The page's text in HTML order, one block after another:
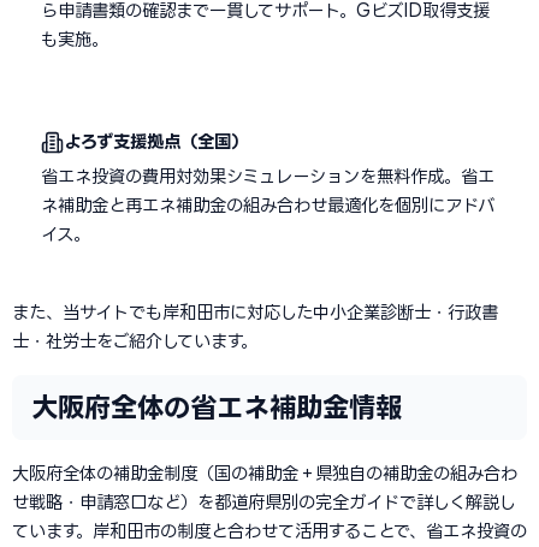
ら申請書類の確認まで一貫してサポート。GビズID取得支援
も実施。
よろず支援拠点（全国）
省エネ投資の費用対効果シミュレーションを無料作成。省エ
ネ補助金と再エネ補助金の組み合わせ最適化を個別にアドバ
イス。
また、当サイトでも岸和田市に対応した中小企業診断士・行政書
士・社労士をご紹介しています。
大阪府全体の省エネ補助金情報
大阪府全体の補助金制度（国の補助金＋県独自の補助金の組み合わ
せ戦略・申請窓口など）を都道府県別の完全ガイドで詳しく解説し
ています。岸和田市の制度と合わせて活用することで、省エネ投資の